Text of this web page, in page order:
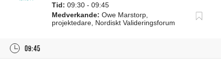
Tid: 09:30 - 09:45
Medverkande: Owe Marstorp,
projektedare, Nordiskt Valideringsforum
09:45